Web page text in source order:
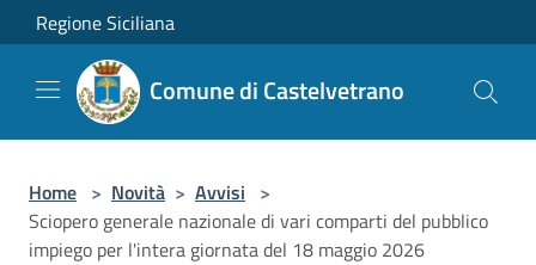
Salta al contenuto principale
Regione Siciliana
Comune di Castelvetrano
Home > Novità > Avvisi >
Sciopero generale nazionale di vari comparti del pubblico
impiego per l'intera giornata del 18 maggio 2026